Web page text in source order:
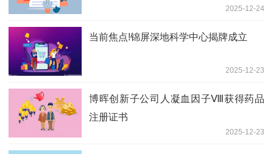
2025-12-24
当前焦点!锦屏深地科学中心揭牌成立
2025-12-23
博晖创新子公司人凝血因子Ⅷ获得药品
注册证书
2025-12-23